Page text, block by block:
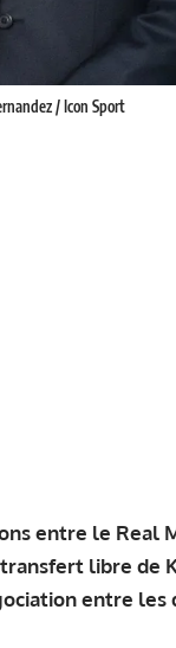
/ Icon Sport
entre le Real
libre de
entre les